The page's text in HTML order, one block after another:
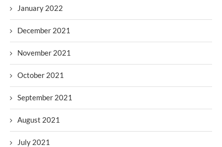
January 2022
December 2021
November 2021
October 2021
September 2021
August 2021
July 2021